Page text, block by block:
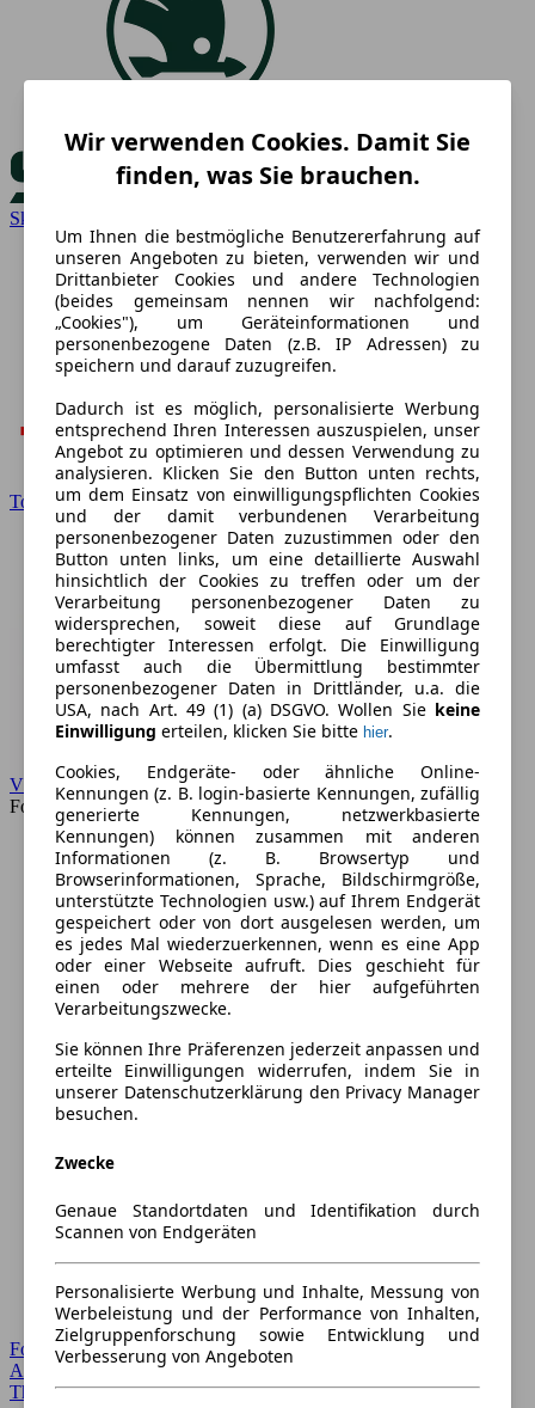
Skoda
Toyota
VW
Forum
Forum Startseite
Alle Auto-Foren
Themen-Forum
Wir verwenden Cookies. Damit Sie
finden, was Sie brauchen.
Um Ihnen die bestmögliche Benutzererfahrung auf
unseren Angeboten zu bieten, verwenden wir und
Drittanbieter Cookies und andere Technologien
(beides gemeinsam nennen wir nachfolgend:
„Cookies"), um Geräteinformationen und
personenbezogene Daten (z.B. IP Adressen) zu
speichern und darauf zuzugreifen.
Dadurch ist es möglich, personalisierte Werbung
entsprechend Ihren Interessen auszuspielen, unser
Angebot zu optimieren und dessen Verwendung zu
analysieren. Klicken Sie den Button unten rechts,
um dem Einsatz von einwilligungspflichten Cookies
und der damit verbundenen Verarbeitung
personenbezogener Daten zuzustimmen oder den
Button unten links, um eine detaillierte Auswahl
hinsichtlich der Cookies zu treffen oder um der
Verarbeitung personenbezogener Daten zu
widersprechen, soweit diese auf Grundlage
berechtigter Interessen erfolgt. Die Einwilligung
umfasst auch die Übermittlung bestimmter
personenbezogener Daten in Drittländer, u.a. die
USA, nach Art. 49 (1) (a) DSGVO. Wollen Sie keine
Einwilligung erteilen, klicken Sie bitte hier.
Cookies, Endgeräte- oder ähnliche Online-
Kennungen (z. B. login-basierte Kennungen, zufällig
generierte Kennungen, netzwerkbasierte
Kennungen) können zusammen mit anderen
Informationen (z. B. Browsertyp und
Browserinformationen, Sprache, Bildschirmgröße,
unterstützte Technologien usw.) auf Ihrem Endgerät
gespeichert oder von dort ausgelesen werden, um
es jedes Mal wiederzuerkennen, wenn es eine App
oder einer Webseite aufruft. Dies geschieht für
einen oder mehrere der hier aufgeführten
Verarbeitungszwecke.
Sie können Ihre Präferenzen jederzeit anpassen und
erteilte Einwilligungen widerrufen, indem Sie in
unserer Datenschutzerklärung den Privacy Manager
besuchen.
Zwecke
Genaue Standortdaten und Identifikation durch
Scannen von Endgeräten
Personalisierte Werbung und Inhalte, Messung von
Werbeleistung und der Performance von Inhalten,
Zielgruppenforschung sowie Entwicklung und
Verbesserung von Angeboten